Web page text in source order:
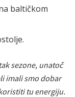
baltičkom
sezone, unatoč
imali smo dobar
tu energiju.